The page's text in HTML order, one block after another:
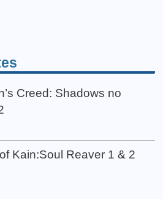
Creed: Shadows no
Kain:Soul Reaver 1 & 2